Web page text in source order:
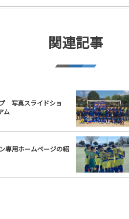
関連記事
写真スライドショ
ム
専用ホームページの紹